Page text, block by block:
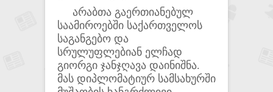
არაბთა გაერთიანებულ
საამიროებში საქართველოს
საგანგებო და
სრულუფლებიან ელჩად
გიორგი ჯანჯღავა დაინიშნა.
მას დიპლომატიურ სამსახურში